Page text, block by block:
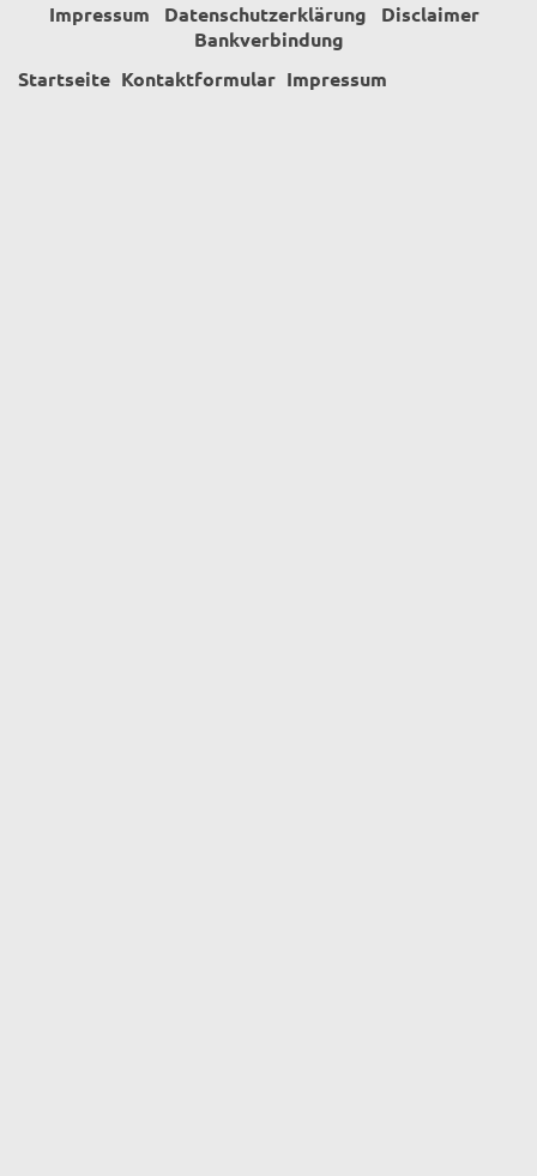
Impressum Datenschutzerklärung
Disclaimer
Bankverbindung
Startseite Kontaktformular Impressum